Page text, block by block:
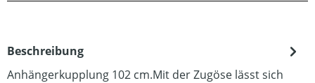
Beschreibung
Anhängerkupplung 102 cm.Mit der Zugöse lässt sich